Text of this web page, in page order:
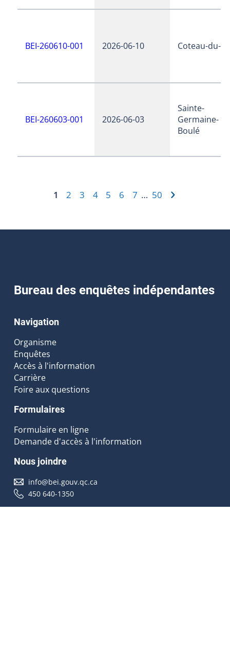
BEI-260610-001 2026-06-10 Coteau-du-
BEI-260603-001 2026-06-03
Sainte-
Germaine-
Boulé
1 2 3 4 5 6 7 … 50
Bureau des enquêtes indépendantes
Navigation
Organisme
Enquêtes
Accès à l'information
Carrière
Foire aux questions
Formulaires
Formulaire en ligne
Demande d'accès à l'information
Nous joindre
info@bei.gouv.qc.ca
450 640-1350